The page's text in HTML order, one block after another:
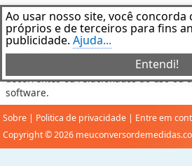
Aviso Legal
Este software de aplicação foi
educacionais. Não nos
especiais, incidentais, indiretos ou
decorrentes ou relacionados ao uso ou
software.
Sobre| Politica de privacidade| Entre em
Copyright © 2026
Ao usar nosso site, você concorda
próprios e de terceiros para fins
publicidade. Ajuda...
Entendi!